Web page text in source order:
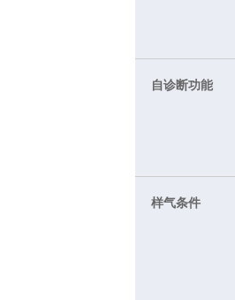
自诊断功能
样气条件